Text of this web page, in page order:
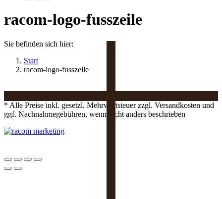
racom-logo-fusszeile
Sie befinden sich hier:
Start
racom-logo-fusszeile
* Alle Preise inkl. gesetzl. Mehrwertsteuer zzgl. Versandkosten und
ggf. Nachnahmegebühren, wenn nicht anders beschrieben